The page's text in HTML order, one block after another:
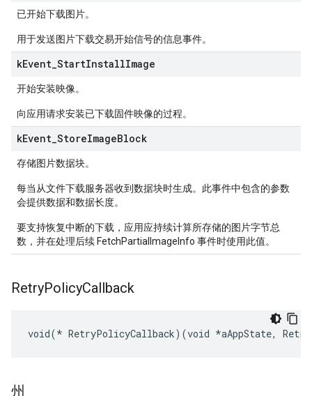
已开始下载图片。
用于发送图片下载交易开始信号的信息事件。
kEvent StartInstallImage
开始安装映像。
向应用请求安装已下载固件映像的过程。
kEvent StoreImageBlock
存储图片数据块。
每当从文件下载服务器收到数据块时生成。此事件中包含的参数
会提供数据和数据长度。
要支持恢复中断的下载，应用应持续计算所存储的图片字节总
数，并在处理后续 FetchPartialImageInfo 事件时使用此值。
RetryPolicyCallback
void(* RetryPolicyCallback)(void *aAppState,
州